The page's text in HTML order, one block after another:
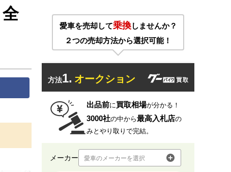
愛車を売却して乗換しませんか？
２つの売却方法から選択可能！
方法1. オークション
出品前に買取相場が分かる！
3000社の中から最高入札店の
みとやり取りで完結。
メーカー 愛車のメーカーを選択